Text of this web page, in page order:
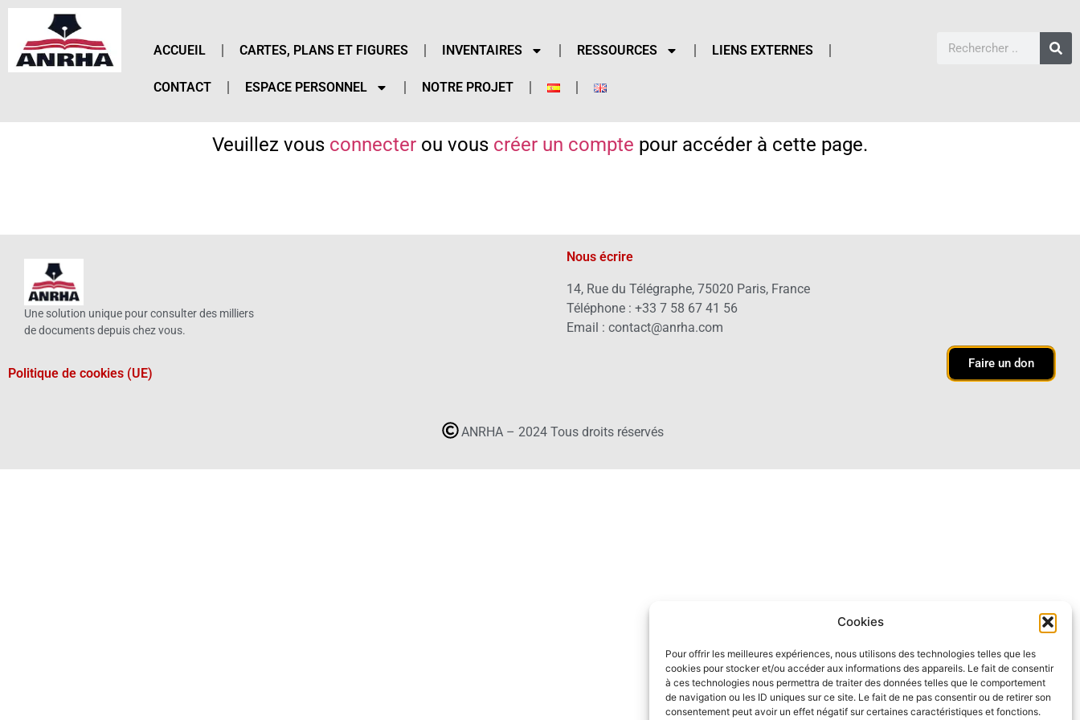
Cookies
Pour offrir les meilleures expériences, nous utilisons des technologies telles que les
cookies pour stocker et/ou accéder aux informations des appareils. Le fait de consentir
à ces technologies nous permettra de traiter des données telles que le comportement
de navigation ou les ID uniques sur ce site. Le fait de ne pas consentir ou de retirer son
consentement peut avoir un effet négatif sur certaines caractéristiques et fonctions.
ACCUEIL CARTES, PLANS ET FIGURES INVENTAIRES RESSOURCES LIENS EXTERNES
CONTACT ESPACE PERSONNEL NOTRE PROJET
Veuillez vous connecter ou vous créer un compte pour accéder à cette page.
Une solution unique pour consulter des milliers
de documents depuis chez vous.
Politique de cookies (UE)
Nous écrire
14, Rue du Télégraphe, 75020 Paris, France
Téléphone : +33 7 58 67 41 56
Email : contact@anrha.com
Faire un don
ANRHA – 2024 Tous droits réservés